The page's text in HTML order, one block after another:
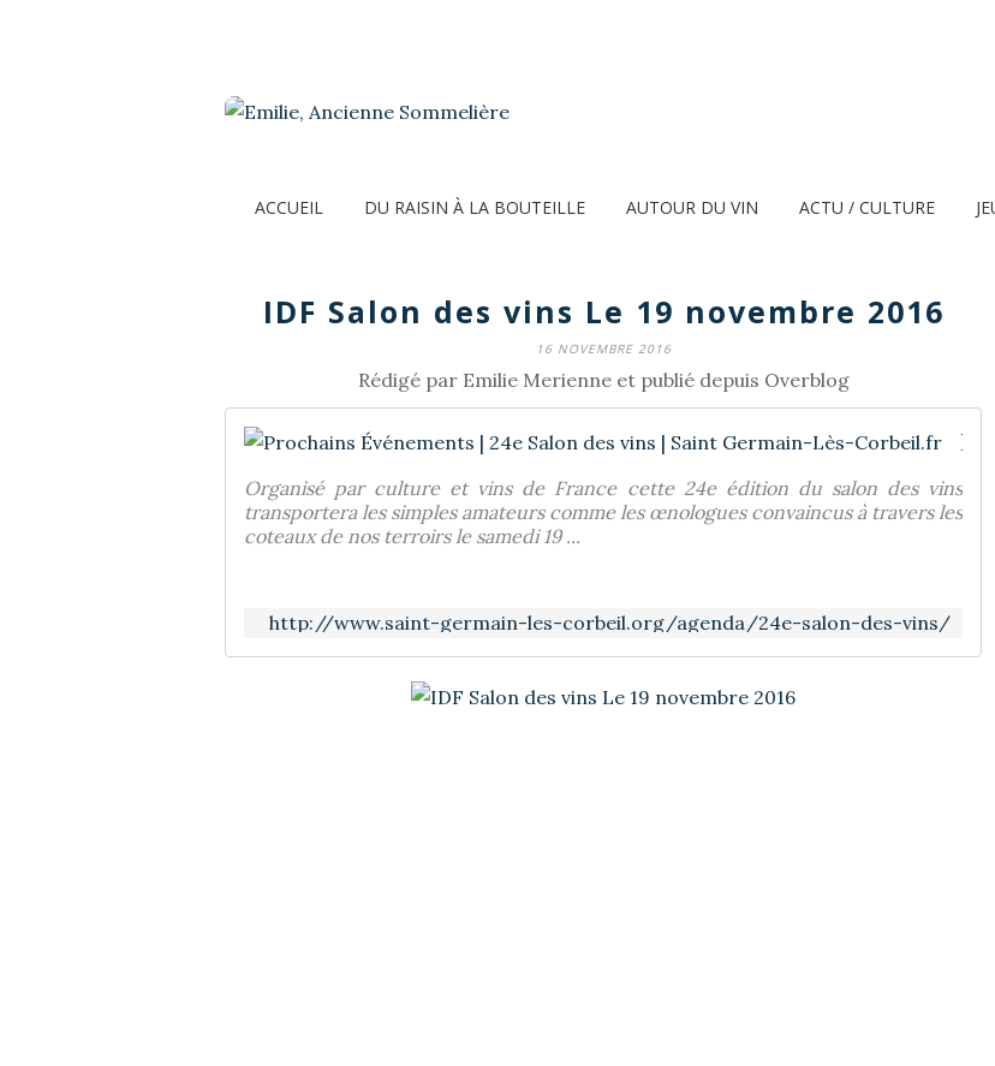
ACCUEIL DU RAISIN À LA BOUTEILLE AUTOUR DU VIN ACTU / CULTURE
IDF Salon des vins Le 19 novembre 2016
16 NOVEMBRE 2016
Rédigé par Emilie Merienne et publié depuis Overblog
Organisé par culture et vins de France cette 24e édition du salon des vins
transportera les simples amateurs comme les œnologues convaincus à travers les
coteaux de nos terroirs le samedi 19 ...
http://www.saint-germain-les-corbeil.org/agenda/24e-salon-des-vins/